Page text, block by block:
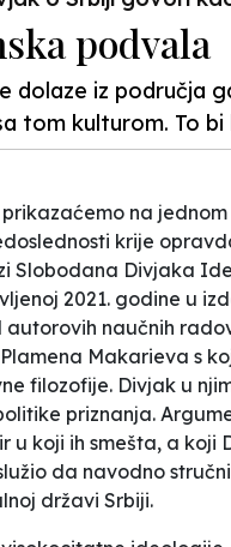
podvala
dolaze iz područja
tom kulturom. To bi
na
krije
Slobodana Divjaka
2021. godine u
naučnih
Makarieva s
filozofije. Divjak u
priznanja.
u koji ih smešta, a
da navodno
državi Srbiji.